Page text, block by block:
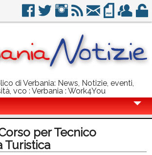
di Verbania: News, Notizie, eventi,
vco : Verbania : Work4You
per Tecnico
Turistica